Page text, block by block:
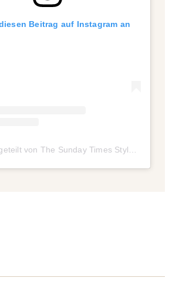
Beitrag auf Instagram an